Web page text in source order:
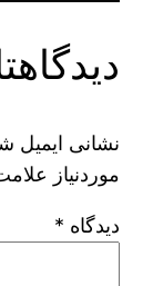
نشانی ایمیل
موردنیاز
دیدگاه *